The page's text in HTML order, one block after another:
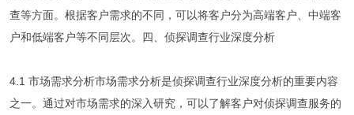
查等方面。根据客户需求的不同，可以将客户分为高端客户、中端客
户和低端客户等不同层次。四、侦探调查行业深度分析
4.1 市场需求分析市场需求分析是侦探调查行业深度分析的重要内容
之一。通过对市场需求的深入研究，可以了解客户对侦探调查服务的